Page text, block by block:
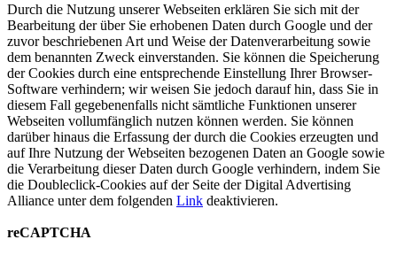
Durch die Nutzung unserer Webseiten erklären Sie sich mit der
Bearbeitung der über Sie erhobenen Daten durch Google und der
zuvor beschriebenen Art und Weise der Datenverarbeitung sowie
dem benannten Zweck einverstanden. Sie können die Speicherung
der Cookies durch eine entsprechende Einstellung Ihrer Browser-
Software verhindern; wir weisen Sie jedoch darauf hin, dass Sie in
diesem Fall gegebenenfalls nicht sämtliche Funktionen unserer
Webseiten vollumfänglich nutzen können werden. Sie können
darüber hinaus die Erfassung der durch die Cookies erzeugten und
auf Ihre Nutzung der Webseiten bezogenen Daten an Google sowie
die Verarbeitung dieser Daten durch Google verhindern, indem Sie
die Doubleclick-Cookies auf der Seite der Digital Advertising
Alliance unter dem folgenden Link deaktivieren.
reCAPTCHA